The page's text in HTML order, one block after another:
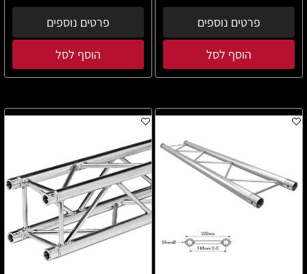
פרטים נוספים
הוסף לסל
פרטים נוספים
הוסף לסל